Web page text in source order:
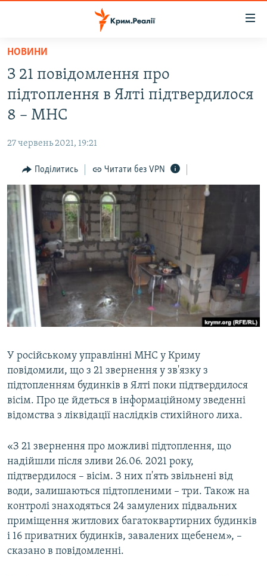
Перейти
основного
матеріалу
Перейти
до
основної
навігації
Перейти
до
пошуку
ВІДЕО ТА ФОТО
БЛОГИ
ПОГЛЯД
ІНТЕРВ'Ю
ВСЕ ЗА ДЕНЬ
СПЕЦПРОЕКТИ
ДЕПОРТАЦІЯ
ВІДЕОУРОКИ «ELIFBE»
СВІДЧЕННЯ ОКУПАЦІЇ
УКРАЇНСЬКА ПРОБЛЕМА КРИМУ
ЯК ОБІЙТИ БЛОКУВАННЯ
Русский
Qırımtatar
Усі сайти RFE/RL
НОВИНИ
З 21 повідомлення про
підтоплення в Ялті підтвердилося
8 – МНС
27 червень 2021, 19:21
Поділитись Читати без VPN
У російському управлінні МНС у Криму
повідомили, що з 21 звернення у зв'язку з
підтопленням будинків в Ялті поки підтвердилося
вісім. Про це йдеться в інформаційному зведенні
відомства з ліквідації наслідків стихійного лиха.
«З 21 звернення про можливі підтоплення, що
надійшли після зливи 26.06. 2021 року,
підтвердилося – вісім. З них п'ять звільнені від
води, залишаються підтопленими – три. Також на
контролі знаходяться 24 замулених підвальних
приміщення житлових багатоквартирних будинків
і 16 приватних будинків, завалених щебенем», –
сказано в повідомленні.